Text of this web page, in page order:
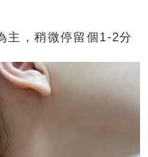
主，稍微停留個1-2分